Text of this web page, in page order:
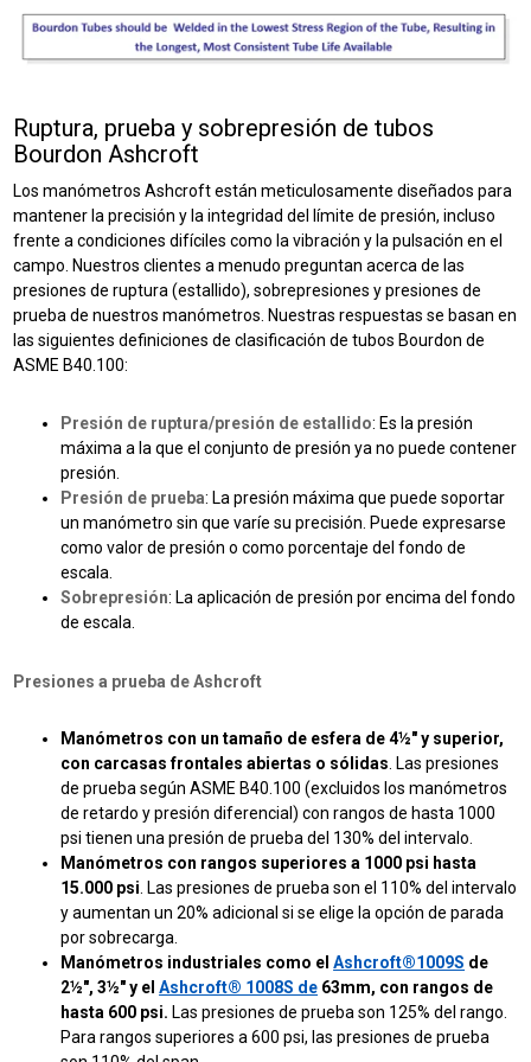
Ruptura, prueba y sobrepresión de tubos
Bourdon Ashcroft
Los manómetros Ashcroft están meticulosamente diseñados para
mantener la precisión y la integridad del límite de presión, incluso
frente a condiciones difíciles como la vibración y la pulsación en el
campo. Nuestros clientes a menudo preguntan acerca de las
presiones de ruptura (estallido), sobrepresiones y presiones de
prueba de nuestros manómetros. Nuestras respuestas se basan en
las siguientes definiciones de clasificación de tubos Bourdon de
ASME B40.100:
Presión de ruptura/presión de estallido: Es la presión
máxima a la que el conjunto de presión ya no puede contener
presión.
Presión de prueba: La presión máxima que puede soportar
un manómetro sin que varíe su precisión. Puede expresarse
como valor de presión o como porcentaje del fondo de
escala.
Sobrepresión: La aplicación de presión por encima del fondo
de escala.
Presiones a prueba de Ashcroft
Manómetros con un tamaño de esfera de 4½" y superior,
con carcasas frontales abiertas o sólidas . Las presiones
de prueba según ASME B40.100 (excluidos los manómetros
de retardo y presión diferencial) con rangos de hasta 1000
psi tienen una presión de prueba del 130% del intervalo.
Manómetros con rangos superiores a 1000 psi hasta
15.000 psi . Las presiones de prueba son el 110% del intervalo
y aumentan un 20% adicional si se elige la opción de parada
por sobrecarga.
Manómetros industriales como elAshcroft®1009S de
2½", 3½"y elAshcroft® 1008S de 63mm, con rangos de
hasta 600 psi. Las presiones de prueba son 125% del rango.
Para rangos superiores a 600 psi, las presiones de prueba